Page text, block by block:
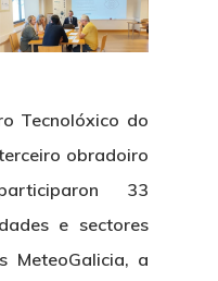
Tecnolóxico do
obradoiro
33
e sectores
MeteoGalicia, a
Padroado
Manual De
Corporativa
Logo CETMAR
Contacto
Novidades
Publicacións
Boletín De Novas
Ofertas De Traballo
Licitacións
Goberno